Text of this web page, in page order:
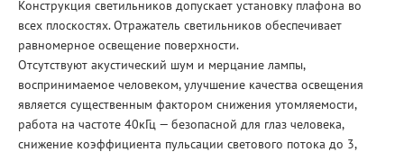
Конструкция светильников допускает установку плафона во
всех плоскостях. Отражатель светильников обеспечивает
равномерное освещение поверхности.
Отсутствуют акустический шум и мерцание лампы,
воспринимаемое человеком, улучшение качества освещения
является существенным фактором снижения утомляемости,
работа на частоте 40кГц — безопасной для глаз человека,
снижение коэффициента пульсации светового потока до 3,